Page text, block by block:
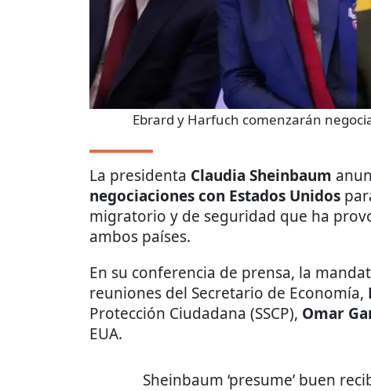
Ebrard y Harfuch comenzarán
La presidenta Claudia Sheinbaum
negociaciones con Estados Unidos
migratorio y de seguridad que ha
ambos países.
En su conferencia de prensa, la
reuniones del Secretario de Economía,
Protección Ciudadana (SSCP), Omar
EUA.
Sheinbaum ‘presume’ buen